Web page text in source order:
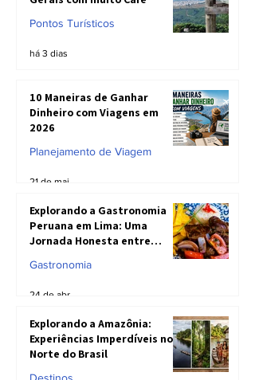
Pontos Turísticos
há 3 dias
10 Maneiras de Ganhar
Dinheiro com Viagens em
2026
Planejamento de Viagem
21 de mai.
Explorando a Gastronomia
Peruana em Lima: Uma
Jornada Honesta entre
Realidades do Prato
Gastronomia
24 de abr.
Explorando a Amazônia:
Experiências Imperdíveis no
Norte do Brasil
Destinos